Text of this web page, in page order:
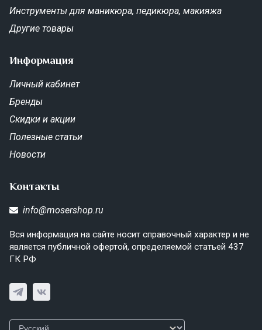
Инструменты для маникюра, педикюра, макияжа
Другие товары
Информация
Личный кабинет
Бренды
Скидки и акции
Полезные статьи
Новости
Контакты
info@mosershop.ru
Вся информация на сайте носит справочный характер и не
является публичной офертой, определяемой статьей 437
ГК РФ